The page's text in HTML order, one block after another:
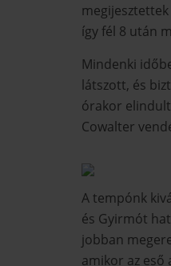
így fél 8 után
Mindenki
látszott, és
órakor
Cowalter
A tempónk
és Gyirmót
jobban
amikor az